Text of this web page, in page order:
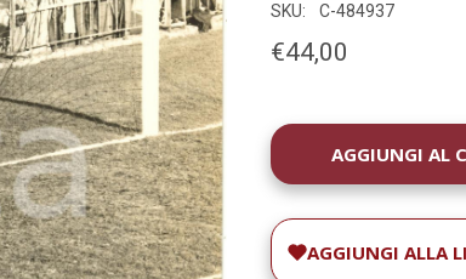
SKU: C-484937
€44,00
DISPONIBILITÀ
ATTUALE:
AGGIUNGI ALLA